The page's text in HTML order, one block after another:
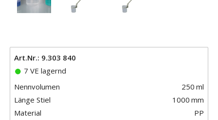
Art.Nr.: 9.303 840
7 VE lagernd
Nennvolumen
250 ml
Länge Stiel
1000 mm
Material
PP